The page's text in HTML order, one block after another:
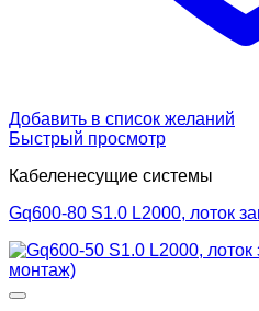
Добавить в список желаний
Быстрый просмотр
Кабеленесущие системы
Gq600-80 S1.0 L2000, лоток